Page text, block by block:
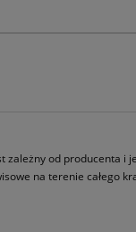
od producenta i
na terenie całego